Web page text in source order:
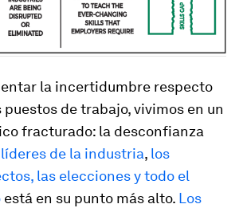
la incertidumbre respecto
de trabajo, vivimos en un
fracturado: la desconfianza
de la industria, los
las elecciones y todo el
está en su punto más alto. Los